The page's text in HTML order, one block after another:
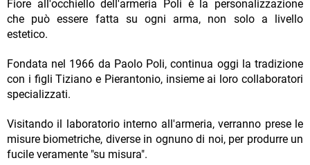
Fiore all'occhiello dell'armeria Poli è la personalizzazione
che può essere fatta su ogni arma, non solo a livello
estetico.
Fondata nel 1966 da Paolo Poli, continua oggi la tradizione
con i figli Tiziano e Pierantonio, insieme ai loro collaboratori
specializzati.
Visitando il laboratorio interno all'armeria, verranno prese le
misure biometriche, diverse in ognuno di noi, per produrre un
fucile veramente "su misura".